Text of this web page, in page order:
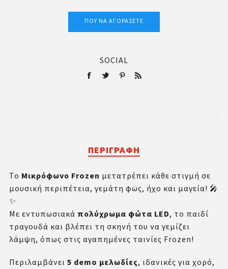
ΠΟΎ ΝΑ ΑΓΟΡΆΣΕΤΕ
SOCIAL
ΠΕΡΙΓΡΑΦΉ
Το Μικρόφωνο Frozen μετατρέπει κάθε στιγμή σε
μουσική περιπέτεια, γεμάτη φως, ήχο και μαγεία! 🎤
✨
Με εντυπωσιακά πολύχρωμα φώτα LED, το παιδί
τραγουδά και βλέπει τη σκηνή του να γεμίζει
λάμψη, όπως στις αγαπημένες ταινίες Frozen!
Περιλαμβάνει 5 demo μελωδίες, ιδανικές για χορό,